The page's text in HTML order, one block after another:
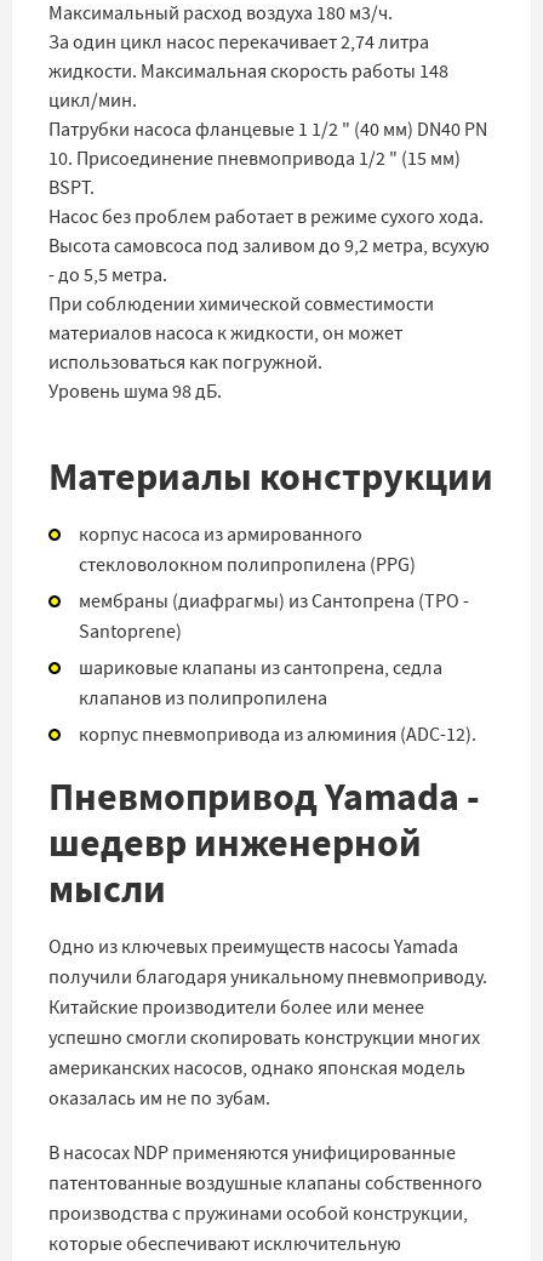
Максимальный расход воздуха 180 м3/ч.
За один цикл насос перекачивает 2,74 литра
жидкости. Максимальная скорость работы 148
цикл/мин.
Патрубки насоса фланцевые 1 1/2 " (40 мм) DN40 PN
10. Присоединение пневмопривода 1/2 " (15 мм)
BSPT.
Насос без проблем работает в режиме сухого хода.
Высота самовсоса под заливом до 9,2 метра, всухую
- до 5,5 метра.
При соблюдении химической совместимости
материалов насоса к жидкости, он может
использоваться как погружной.
Уровень шума 98 дБ.
Материалы конструкции
корпус насоса из армированного
стекловолокном полипропилена (PPG)
мембраны (диафрагмы) из Сантопрена (TPO -
Santoprene)
шариковые клапаны из сантопрена, седла
клапанов из полипропилена
корпус пневмопривода из алюминия (ADC-12).
Пневмопривод Yamada -
шедевр инженерной
мысли
Одно из ключевых преимуществ насосы Yamada
получили благодаря уникальному пневмоприводу.
Китайские производители более или менее
успешно смогли скопировать конструкции многих
американских насосов, однако японская модель
оказалась им не по зубам.
В насосах NDP применяются унифицированные
патентованные воздушные клапаны собственного
производства с пружинами особой конструкции,
которые обеспечивают исключительную